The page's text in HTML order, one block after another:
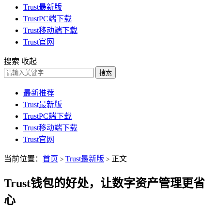
Trust最新版
TrustPC端下载
Trust移动端下载
Trust官网
搜索 收起
搜索
最新推荐
Trust最新版
TrustPC端下载
Trust移动端下载
Trust官网
当前位置： 首页 > Trust最新版 > 正文
Trust钱包的好处，让数字资产管理更省
心